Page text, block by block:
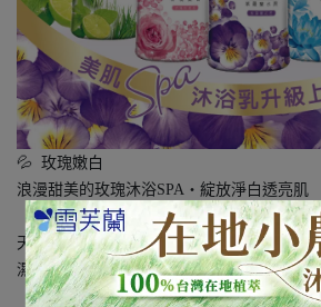
💦 玫瑰嫩白
浪漫甜美的玫瑰沐浴SPA‧綻放淨白透亮肌
【溫和潔淨配方】
天然認證的APG洗淨成分，溫和不刺激皮膚
濕不傷肌膚。
【深海保濕成分】